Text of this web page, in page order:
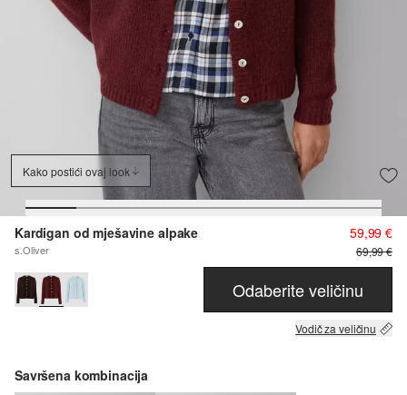
Kako postići ovaj look
Kardigan od mješavine alpake
s.Oliver
59,99 €
69,99 €
Odaberite veličinu
Vodič za veličinu
Savršena kombinacija